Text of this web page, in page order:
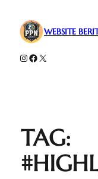
WEBSITE
Instagram
Facebook
X
TAG: